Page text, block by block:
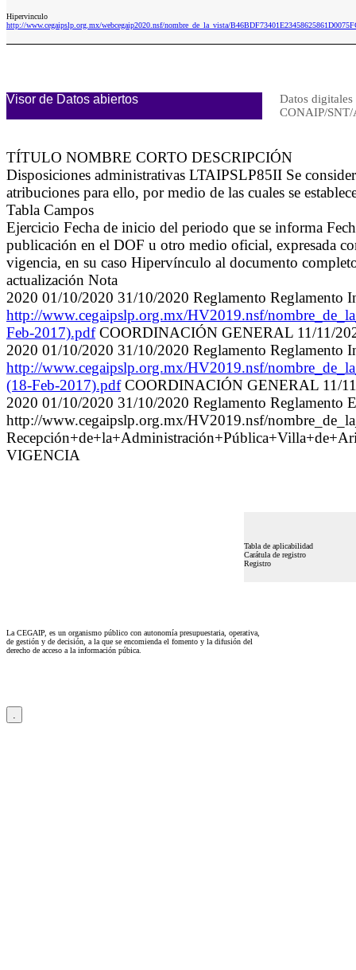
Hipervinculo
http://www.cegaipslp.org.mx/webcegaip2020.nsf/nombre_de_la_vista/
Visor de Datos abiertos
Datos
CONAIP/
TÍTULO NOMBRE CORTO DESCRIPCIÓN
Disposiciones administrativas LTAIPSLP85II Se
atribuciones para ello, por medio de las cuales se
Tabla Campos
Ejercicio Fecha de inicio del periodo que se informa
publicación en el DOF u otro medio oficial, expresada
vigencia, en su caso Hipervínculo al documento
actualización Nota
2020 01/10/2020 31/10/2020 Reglamento
http://www.cegaipslp.org.mx/HV2019.nsf/
Feb-2017).pdfCOORDINACIÓN GENERAL 11/11/
2020 01/10/2020 31/10/2020 Reglamento
http://www.cegaipslp.org.mx/HV2019.nsf/
(18-Feb-2017).pdfCOORDINACIÓN GENERAL 11/
2020 01/10/2020 31/10/2020 Reglamento Reglamento
http://www.cegaipslp.org.mx/HV2019.nsf/
VIGENCIA
Tabla de aplicabilidad
Carátula de registro
Registro
La CEGAIP, es un organismo público con autonomía presupuestaria, operativa,
de gestión y de decisión, a la que se encomienda el fomento y la difusión del
derecho de acceso a la información púbica.